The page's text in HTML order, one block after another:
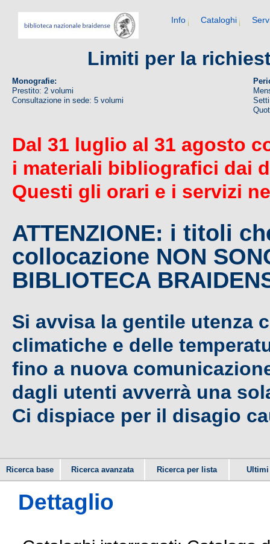
Info Cataloghi
Limiti per la
Monografie:
Prestito: 2 volumi
Consultazione in sede: 5 volumi
Dal 31 luglio al 31 agosto
i materiali bibliografici dai
Questi gli orari e i servizi
ATTENZIONE: i titoli
collocazione NON
BIBLIOTECA
Si avvisa la gentile utenza
climatiche e delle
fino a nuova
dagli utenti avverrà una
Ci dispiace per il disagio
Ricerca base Ricerca avanzata Ricerca per lista
Dettaglio